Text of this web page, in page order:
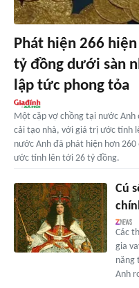
Phát hiện 266
tỷ đồng dưới sàn
lập tức phong tỏa
Một cặp vợ chồng tại nước Anh
cải tạo nhà, với giá trị ước tính
nước Anh đã phát hiện hơn
ước tính lên tới 26 tỷ đồng.
Cú
Các
gia
năng
Anh